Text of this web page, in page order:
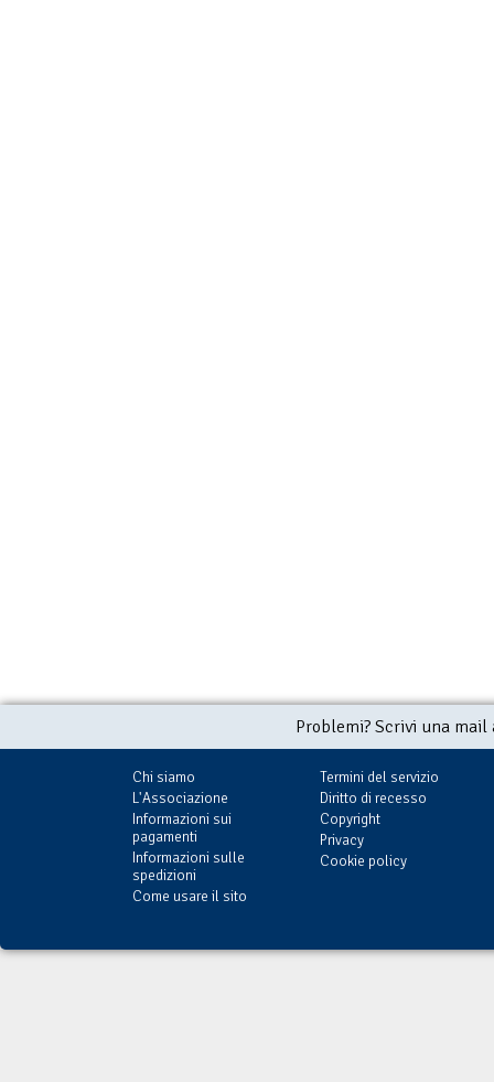
Problemi? Scrivi una
Chi siamo
L'Associazione
Informazioni sui
pagamenti
Informazioni sulle
spedizioni
Come usare il sito
Termini del servizio
Diritto di recesso
Copyright
Privacy
Cookie policy